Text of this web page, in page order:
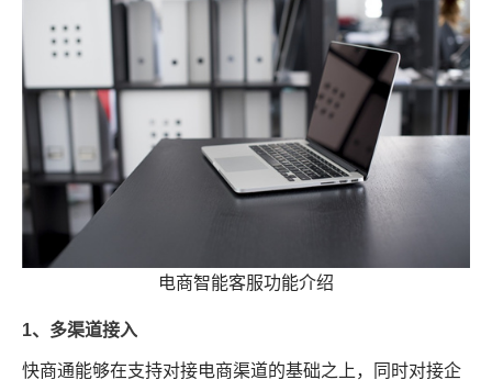
电商智能客服功能介绍
1、多渠道接入
快商通能够在支持对接电商渠道的基础之上，同时对接企